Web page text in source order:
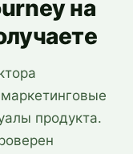
на
продукта.